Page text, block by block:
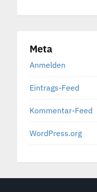
Meta
Anmelden
Eintrags-Feed
Kommentar-Feed
WordPress.org